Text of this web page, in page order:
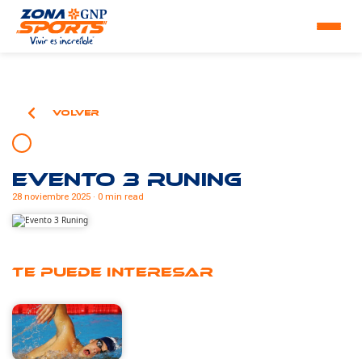
Volver
Evento 3 Runing
28 noviembre 2025 · 0 min read
Te puede interesar